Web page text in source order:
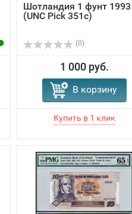
Шотландия 1 фунт 1993
(UNC Pick 351c)
(0)
1 000 руб.
В корзину